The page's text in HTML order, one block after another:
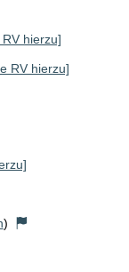
RV hierzu]
RV hierzu]
)